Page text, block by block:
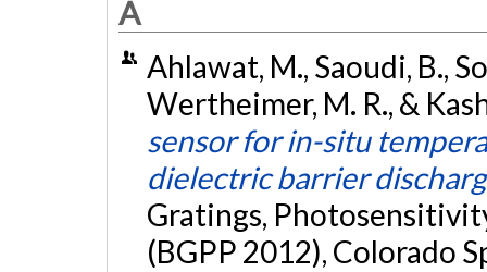
A
Ahlawat, M., Saoudi, B.,
Wertheimer, M. R., &
sensor for in-situ
dielectric barrier
Gratings,
(BGPP 2012), Colorado